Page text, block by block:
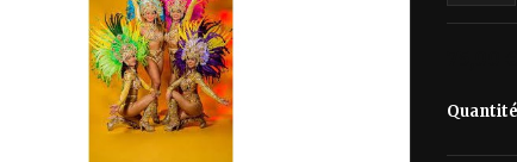
Quantité